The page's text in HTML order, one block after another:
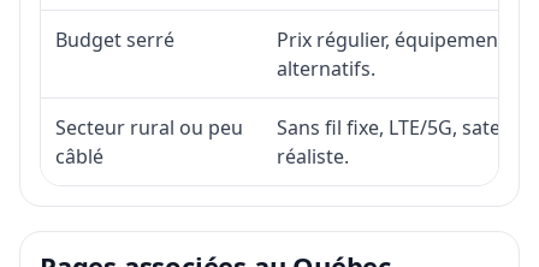
Budget serré
Prix régulier, équipement,
alternatifs.
Secteur rural ou peu
câblé
Sans fil fixe, LTE/5G,
réaliste.